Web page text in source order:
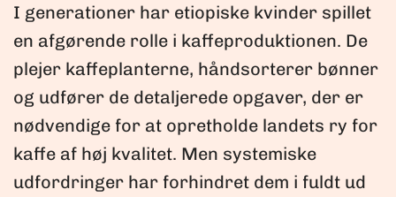
I generationer har etiopiske kvinder spillet
en afgørende rolle i kaffeproduktionen. De
plejer kaffeplanterne, håndsorterer bønner
og udfører de detaljerede opgaver, der er
nødvendige for at opretholde landets ry for
kaffe af høj kvalitet. Men systemiske
udfordringer har forhindret dem i fuldt ud